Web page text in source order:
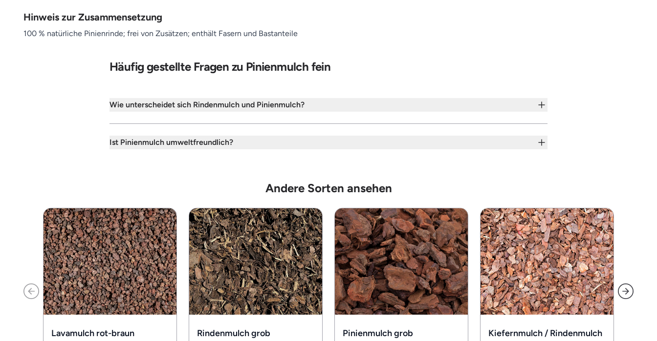
Hinweis zur Zusammensetzung
100 % natürliche Pinienrinde; frei von Zusätzen; enthält Fasern und Bastanteile
Häufig gestellte Fragen zu Pinienmulch fein
Wie unterscheidet sich Rindenmulch und Pinienmulch?
Ist Pinienmulch umweltfreundlich?
Andere Sorten ansehen
Lavamulch rot-braun Rindenmulch grob Pinienmulch grob
Kiefernmulch / Rindenmulch